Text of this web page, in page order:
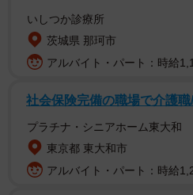
くらい入っても怒られないだろ
入し、落書きだらけの壁を背景
た。しかしその直後、暗闇の中
し、複数の警察官が姿を現しま
いしつか診療所
茨城県 那珂市
アルバイト・パート：時給
社会保険完備の職場で介護
プラチナ・シニアホーム東大和
東京都 東大和市
アルバイト・パート：時給